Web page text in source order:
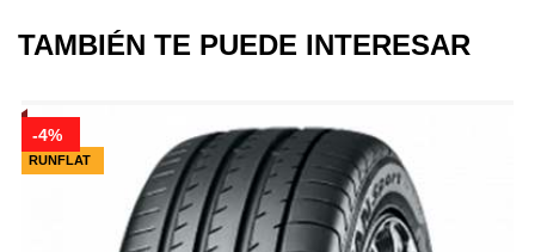
TAMBIÉN TE PUEDE INTERESAR
RUNFLAT
-4%